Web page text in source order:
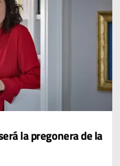
la pregonera de la